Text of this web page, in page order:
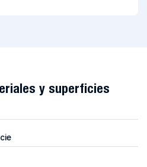
y superficies